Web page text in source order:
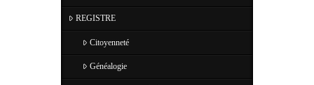
REGISTRE
Citoyenneté
Généalogie